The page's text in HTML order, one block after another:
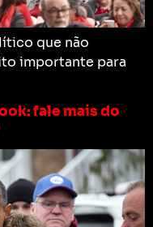
que não
importante para
fale mais do